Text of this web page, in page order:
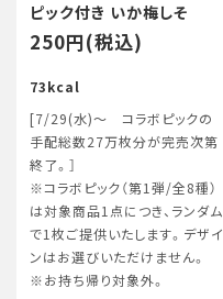
ピック付き いか梅しそ
250円(税込)
73kcal
[7/29(水)～ コラボピックの
手配総数27万枚分が完売次第
終了。］
※コラボピック（第1弾/全8種）
は対象商品1点につき、ランダム
で1枚ご提供いたします。デザイ
ンはお選びいただけません。
※お持ち帰り対象外。